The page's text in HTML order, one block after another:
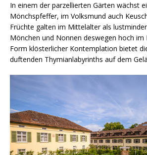
In einem der parzellierten Gärten wächst
Mönchspfeffer, im Volksmund auch
Früchte galten im Mittelalter als
Mönchen und Nonnen deswegen hoch im
Form klösterlicher Kontemplation bietet
duftenden Thymianlabyrinths auf dem